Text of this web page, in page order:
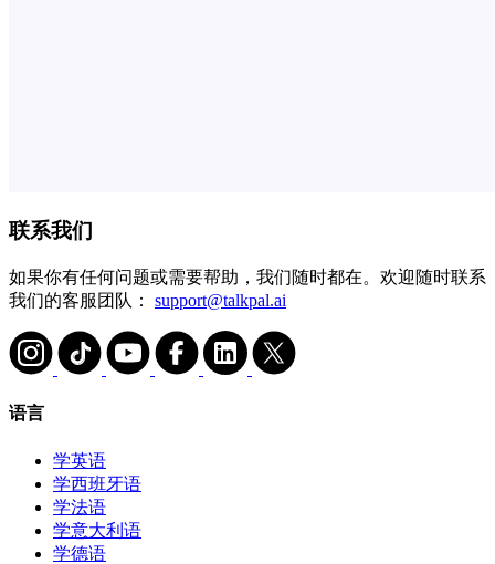
联系我们
如果你有任何问题或需要帮助，我们随时都在。欢迎随时联系
我们的客服团队： support@talkpal.ai
语言
学英语
学西班牙语
学法语
学意大利语
学德语